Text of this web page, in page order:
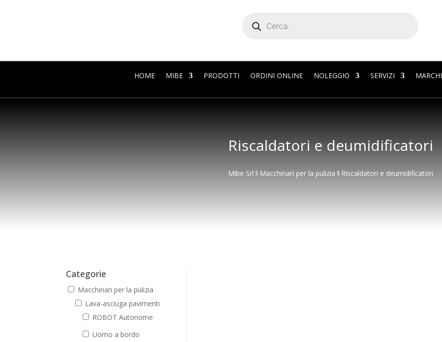
search
HOME MIBE PRODOTTI ORDINI ONLINE NOLEGGIO SERVIZI MARCHI
Riscaldatori e deumidificatori
Mibe Srl $ Macchinari per la pulizia $ Riscaldatori e deumidificatori
Categorie
Macchinari per la pulizia
Lava-asciuga pavimenti
ROBOT Autonome
Uomo a bordo